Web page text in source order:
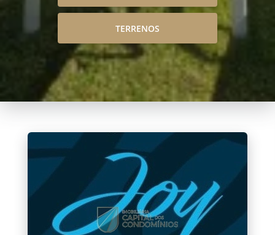
TERRENOS